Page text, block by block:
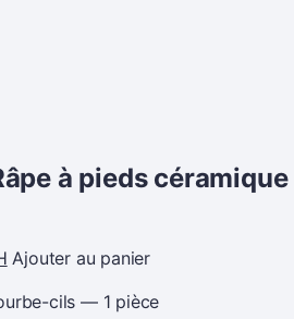
à pieds céramique
Ajouter au panier